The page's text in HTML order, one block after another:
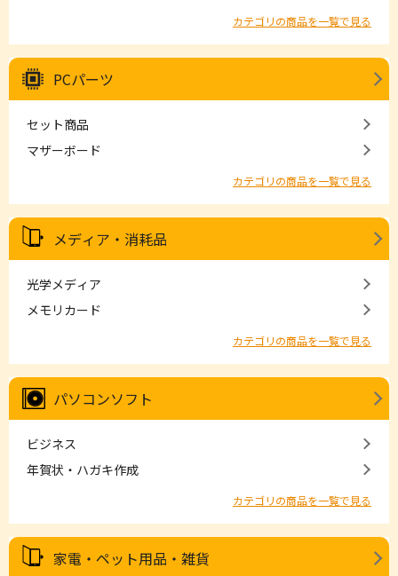
カテゴリの商品を一覧で見る
PCパーツ
セット商品
マザーボード
カテゴリの商品を一覧で見る
メディア・消耗品
光学メディア
メモリカード
カテゴリの商品を一覧で見る
パソコンソフト
ビジネス
年賀状・ハガキ作成
カテゴリの商品を一覧で見る
家電・ペット用品・雑貨